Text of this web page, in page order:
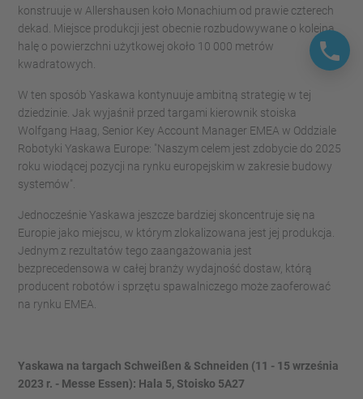
konstruuje w Allershausen koło Monachium od prawie czterech
dekad. Miejsce produkcji jest obecnie rozbudowywane o kolejną
halę o powierzchni użytkowej około 10 000 metrów
kwadratowych.
W ten sposób Yaskawa kontynuuje ambitną strategię w tej
dziedzinie. Jak wyjaśnił przed targami kierownik stoiska
Wolfgang Haag, Senior Key Account Manager EMEA w Oddziale
Robotyki Yaskawa Europe: "Naszym celem jest zdobycie do 2025
roku wiodącej pozycji na rynku europejskim w zakresie budowy
systemów".
Jednocześnie Yaskawa jeszcze bardziej skoncentruje się na
Europie jako miejscu, w którym zlokalizowana jest jej produkcja.
Jednym z rezultatów tego zaangażowania jest
bezprecedensowa w całej branży wydajność dostaw, którą
producent robotów i sprzętu spawalniczego może zaoferować
na rynku EMEA.
Yaskawa na targach Schweißen & Schneiden (11 - 15 września
2023 r. - Messe Essen): Hala 5, Stoisko 5A27